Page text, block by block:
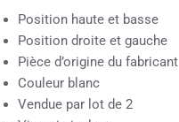
Position haute et basse
Position droite et gauche
Pièce d’origine du fabricant
Couleur blanc
Vendue par lot de 2